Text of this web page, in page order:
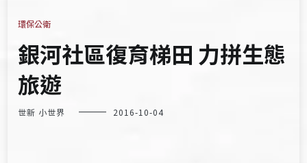
環保公衛
銀河社區復育梯田 力拼生態
旅遊
世新 小世界 2016-10-04